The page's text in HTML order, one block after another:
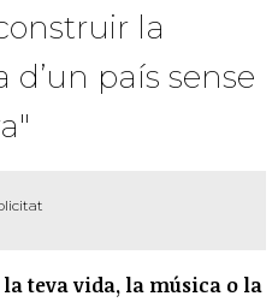
la
d’un país sense
teva vida, la música o la